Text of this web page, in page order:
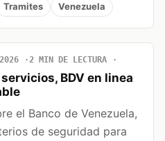
Tramites Venezuela
2 MIN DE LECTURA
BDV en linea
el Banco de Venezuela,
de seguridad para